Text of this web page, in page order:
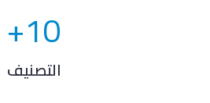
10
+
التصنيف